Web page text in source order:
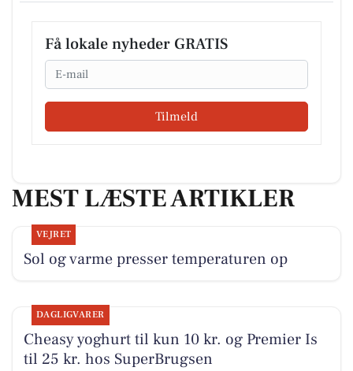
Få lokale nyheder GRATIS
Email
Tilmeld
MEST LÆSTE ARTIKLER
VEJRET
Sol og varme presser temperaturen op
DAGLIGVARER
Cheasy yoghurt til kun 10 kr. og Premier Is
til 25 kr. hos SuperBrugsen